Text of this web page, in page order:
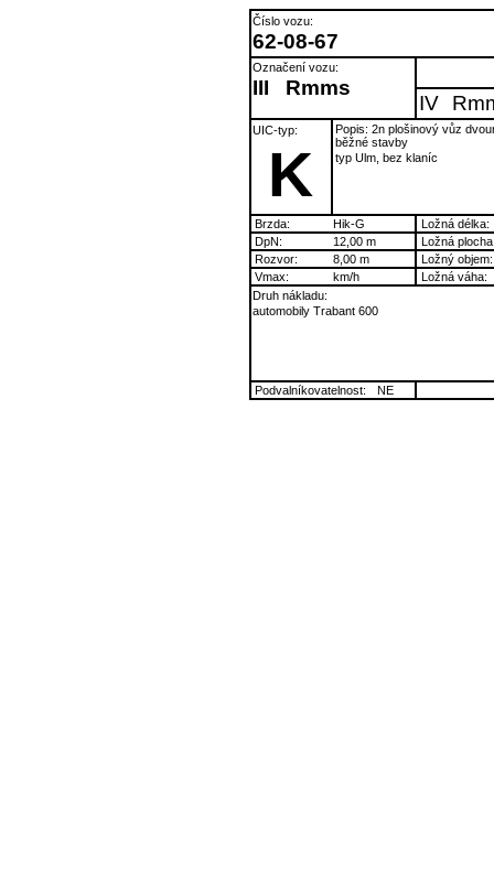
Číslo vozu:
62-08-67
Označení vozu:
III Rmms
IV
UIC-typ:
K
Popis: 2n plošinový vůz
běžné stavby
typ Ulm, bez klaníc
Brzda: Hik-G
Ložná délka:
DpN:
12,00 m
Ložná
Rozvor:
8,00 m
Ložný objem:
Vmax:
km/h
Ložná váha:
Druh nákladu:
automobily Trabant 600
Podvalníkovatelnost: NE